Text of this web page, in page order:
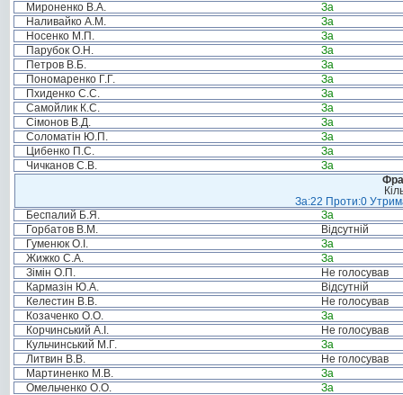
Мироненко В.А.
За
Наливайко А.М.
За
Носенко М.П.
За
Парубок О.Н.
За
Петров В.Б.
За
Пономаренко Г.Г.
За
Пхиденко С.С.
За
Самойлик К.С.
За
Сімонов В.Д.
За
Соломатін Ю.П.
За
Цибенко П.С.
За
Чичканов С.В.
За
За:22 Проти:0
Беспалий Б.Я.
За
Горбатов В.М.
Відсутній
Гуменюк О.І.
За
Жижко С.А.
За
Зімін О.П.
Не голосував
Кармазін Ю.А.
Відсутній
Келестин В.В.
Не голосував
Козаченко О.О.
За
Корчинський А.І.
Не голосував
Кульчинський М.Г.
За
Литвин В.В.
Не голосував
Мартиненко М.В.
За
Омельченко О.О.
За